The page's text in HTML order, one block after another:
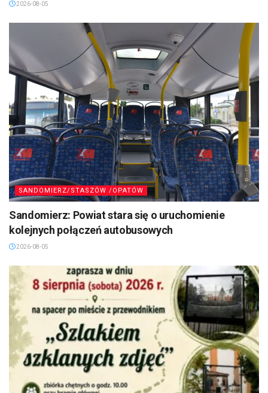
2026-08-05
SANDOMIERZ/STASZÓW /OPATÓW
Sandomierz: Powiat stara się o uruchomienie
kolejnych połączeń autobusowych
2026-08-05